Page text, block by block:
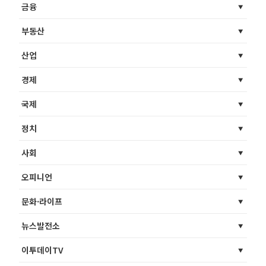
금융
부동산
산업
경제
국제
정치
사회
오피니언
문화·라이프
뉴스발전소
이투데이TV